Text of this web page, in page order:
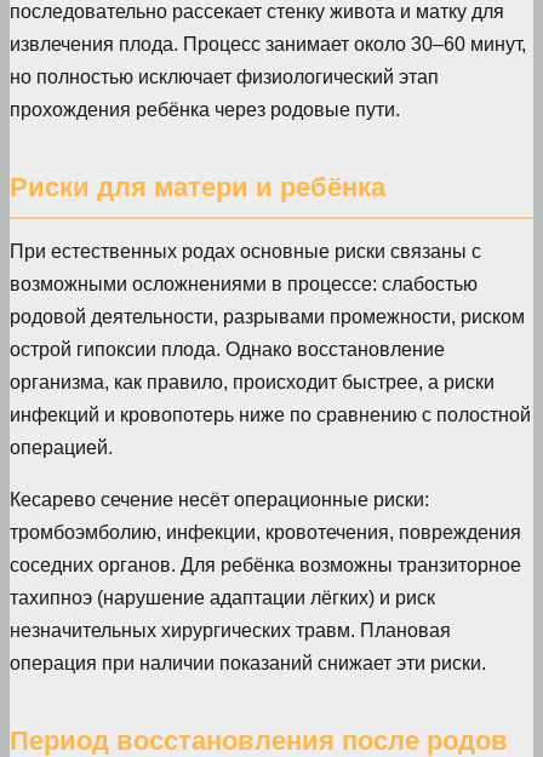
последовательно рассекает стенку живота и матку для
извлечения плода. Процесс занимает около 30–60 минут,
но полностью исключает физиологический этап
прохождения ребёнка через родовые пути.
Риски для матери и ребёнка
При естественных родах основные риски связаны с
возможными осложнениями в процессе: слабостью
родовой деятельности, разрывами промежности, риском
острой гипоксии плода. Однако восстановление
организма, как правило, происходит быстрее, а риски
инфекций и кровопотерь ниже по сравнению с полостной
операцией.
Кесарево сечение несёт операционные риски:
тромбоэмболию, инфекции, кровотечения, повреждения
соседних органов. Для ребёнка возможны транзиторное
тахипноэ (нарушение адаптации лёгких) и риск
незначительных хирургических травм. Плановая
операция при наличии показаний снижает эти риски.
Период восстановления после родов